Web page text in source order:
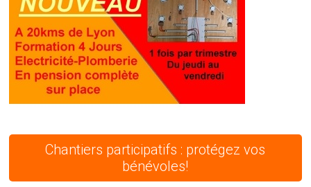
Chantiers participatifs : protégez vos
bénévoles!